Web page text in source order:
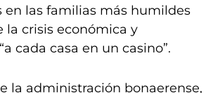
en las familias más humildes
la crisis económica y
cada casa en un casino”.
la administración bonaerense,